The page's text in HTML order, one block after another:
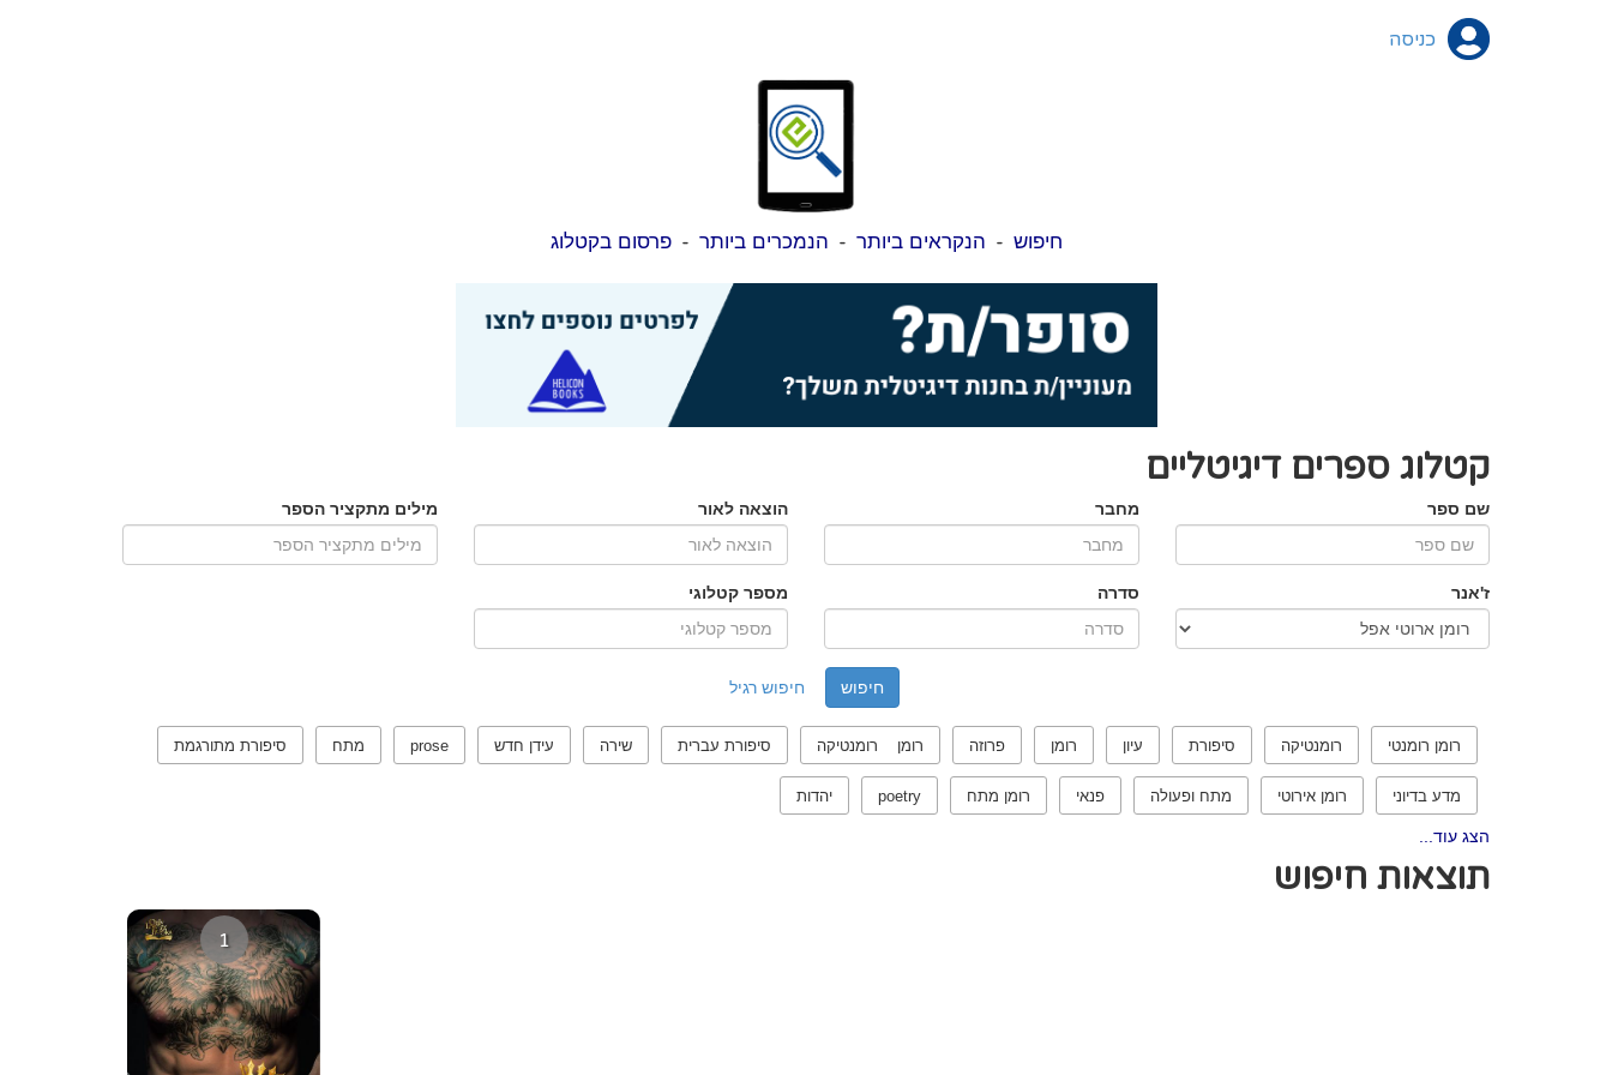
כניסה
חיפוש - הנקראים ביותר - הנמכרים ביותר -פרסום בקטלוג
קטלוג ספרים דיגיטליים
שם ספר מחבר הוצאה לאור מילים מתקציר הספר
ז'אנר סדרה מספר קטלוגי
חיפוש רגיל
רומן רומנטי רומנטיקה סיפורת עיון רומן פרוזה רומן רומנטיקה סיפורת עברית שירה עידן חדש prose מתח סיפורת מתורגמת
מדע בדיוני רומן אירוטי מתח ופעולה פנאי רומן מתח poetry יהדות
הצג עוד...
תוצאות חיפוש
1